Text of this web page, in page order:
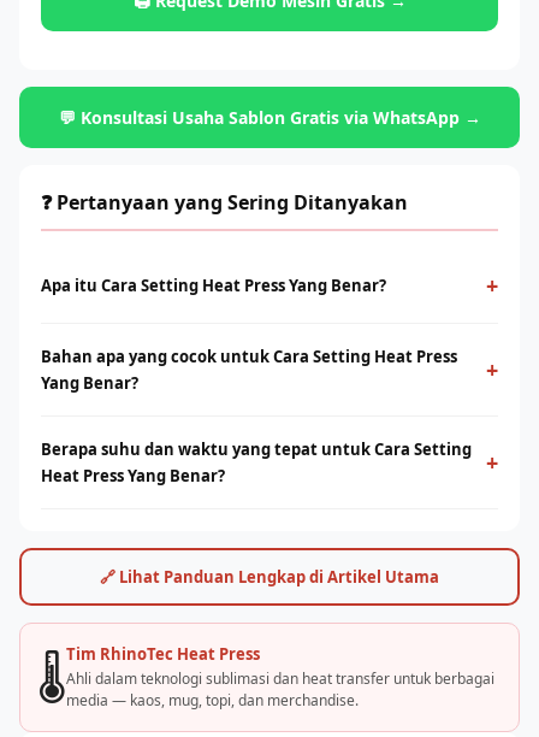
💬 Konsultasi Usaha Sablon Gratis via WhatsApp →
❓ Pertanyaan yang Sering Ditanyakan
Apa itu Cara Setting Heat Press Yang Benar? +
menggunakan panas dan tekanan untuk mentransfer tinta ke
media berbahan polyester. Menghasilkan warna tajam, tahan
Bahan apa yang cocok untuk Cara Setting Heat Press
Yang Benar?
+
campuran poly tinggi. Untuk kaos cotton, teknologi DTF dari
Rhino Indonesia bisa menjadi alternatif terbaik.
Berapa suhu dan waktu yang tepat untuk Cara Setting
Heat Press Yang Benar?
+
jenis bahan dan mesin. Rhino Indonesia menyediakan panduan
settingan optimal dan pelatihan langsung.
🔗 Lihat Panduan Lengkap di Artikel Utama
🌡️Tim RhinoTec Heat Press
Ahli dalam teknologi sublimasi dan heat transfer untuk berbagai
media — kaos, mug, topi, dan merchandise.